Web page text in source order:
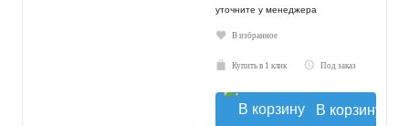
уточните у менеджера
В избранное
Купить в 1 клик Под заказ
В корзину